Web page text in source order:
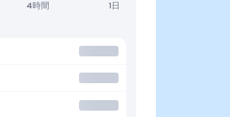
4時間 1日